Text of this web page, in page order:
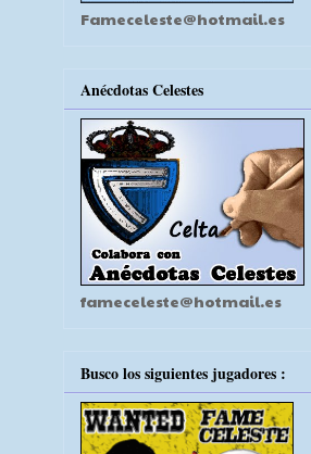
Fameceleste@hotmail.es
Anécdotas Celestes
fameceleste@hotmail.es
Busco los siguientes jugadores :